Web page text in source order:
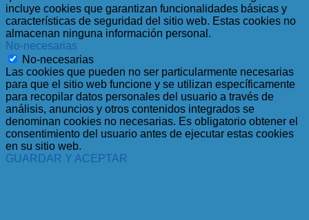
incluye cookies que garantizan funcionalidades básicas y
características de seguridad del sitio web. Estas cookies no
almacenan ninguna información personal.
No-necesarias
No-necesarias
Las cookies que pueden no ser particularmente necesarias
para que el sitio web funcione y se utilizan específicamente
para recopilar datos personales del usuario a través de
análisis, anuncios y otros contenidos integrados se
denominan cookies no necesarias. Es obligatorio obtener el
consentimiento del usuario antes de ejecutar estas cookies
en su sitio web.
GUARDAR Y ACEPTAR